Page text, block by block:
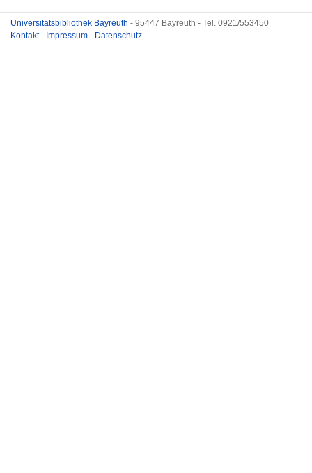
Universitätsbibliothek Bayreuth - 95447 Bayreuth - Tel. 0921/553450
Kontakt- Impressum - Datenschutz